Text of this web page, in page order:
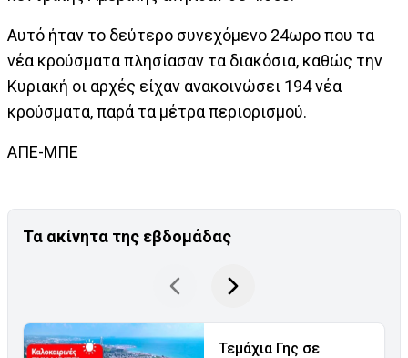
Αυτό ήταν το δεύτερο συνεχόμενο 24ωρο που τα
νέα κρούσματα πλησίασαν τα διακόσια, καθώς την
Κυριακή οι αρχές είχαν ανακοινώσει 194 νέα
κρούσματα, παρά τα μέτρα περιορισμού.
ΑΠΕ-ΜΠΕ
Τα ακίνητα της εβδομάδας
Τεμάχια Γης σε